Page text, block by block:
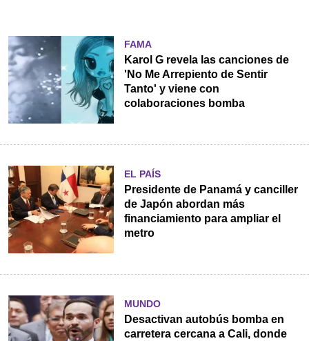
FAMA
Karol G revela las canciones de
'No Me Arrepiento de Sentir
Tanto' y viene con
colaboraciones bomba
EL PAÍS
Presidente de Panamá y canciller
de Japón abordan más
financiamiento para ampliar el
metro
MUNDO
Desactivan autobús bomba en
carretera cercana a Cali, donde